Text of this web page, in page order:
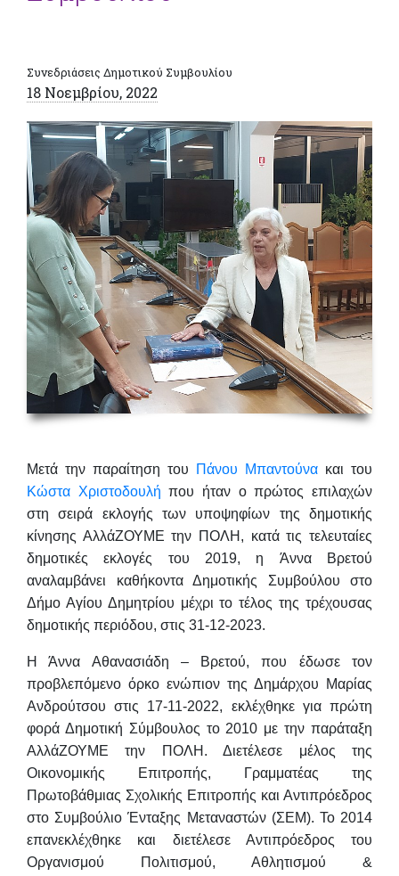
Συνεδριάσεις Δημοτικού Συμβουλίου
18 Νοεμβρίου, 2022
Μετά την παραίτηση του Πάνου Μπαντούνα και του
Κώστα Χριστοδουλή που ήταν ο πρώτος επιλαχών
στη σειρά εκλογής των υποψηφίων της δημοτικής
κίνησης ΑλλάΖΟΥΜΕ την ΠΟΛΗ, κατά τις τελευταίες
δημοτικές εκλογές του 2019, η Άννα Βρετού
αναλαμβάνει καθήκοντα Δημοτικής Συμβούλου στο
Δήμο Αγίου Δημητρίου μέχρι το τέλος της τρέχουσας
δημοτικής περιόδου, στις 31-12-2023.
Η Άννα Αθανασιάδη – Βρετού, που έδωσε τον
προβλεπόμενο όρκο ενώπιον της Δημάρχου Μαρίας
Ανδρούτσου στις 17-11-2022, εκλέχθηκε για πρώτη
φορά Δημοτική Σύμβουλος το 2010 με την παράταξη
ΑλλάΖΟΥΜΕ την ΠΟΛΗ. Διετέλεσε μέλος της
Οικονομικής Επιτροπής, Γραμματέας της
Πρωτοβάθμιας Σχολικής Επιτροπής και Αντιπρόεδρος
στο Συμβούλιο Ένταξης Μεταναστών (ΣΕΜ). Το 2014
επανεκλέχθηκε και διετέλεσε Αντιπρόεδρος του
Οργανισμού Πολιτισμού, Αθλητισμού &